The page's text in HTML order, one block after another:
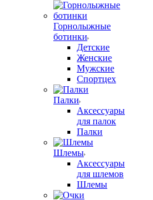
Горнолыжные
ботинки
Детские
Женские
Мужские
Спортцех
Палки
Аксессуары
для палок
Палки
Шлемы
Аксессуары
для шлемов
Шлемы